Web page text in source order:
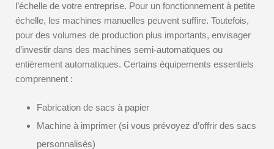
l’échelle de votre entreprise. Pour un fonctionnement à petite
échelle, les machines manuelles peuvent suffire. Toutefois,
pour des volumes de production plus importants, envisager
d’investir dans des machines semi-automatiques ou
entièrement automatiques. Certains équipements essentiels
comprennent :
Fabrication de sacs à papier
Machine à imprimer (si vous prévoyez d’offrir des sacs
personnalisés)